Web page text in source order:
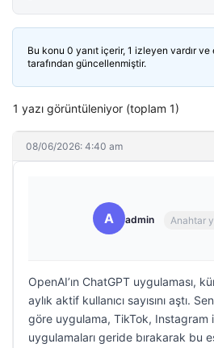
Bu konu 0 yanıt içerir, 1 izleyen vardır ve
tarafından güncellenmiştir.
1 yazı görüntüleniyor (toplam 1)
08/06/2026: 4:40 am
A admin Anahtar
OpenAI’ın ChatGPT uygulaması,
aylık aktif kullanıcı sayısını aştı.
göre uygulama, TikTok, Instagram
uygulamaları geride bırakarak bu